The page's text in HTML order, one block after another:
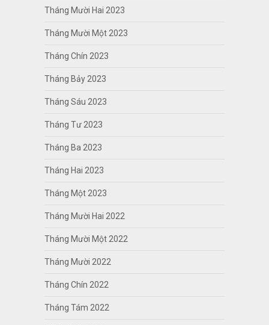
Tháng Mười Hai 2023
Tháng Mười Một 2023
Tháng Chín 2023
Tháng Bảy 2023
Tháng Sáu 2023
Tháng Tư 2023
Tháng Ba 2023
Tháng Hai 2023
Tháng Một 2023
Tháng Mười Hai 2022
Tháng Mười Một 2022
Tháng Mười 2022
Tháng Chín 2022
Tháng Tám 2022